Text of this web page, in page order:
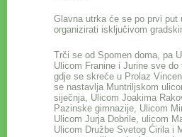
Glavna utrka će se po prvi put
organizirati isključivom
Trči se od Spomen doma, pa
Ulicom Franine i Jurine sve
gdje se skreće u Prolaz
se nastavlja Muntriljskom
siječnja, Ulicom Joakima
Pazinske gimnazije, Ulicom
Ulicom Jurja Dobrile, ulicom
Ulicom Družbe Svetog Ćirila i